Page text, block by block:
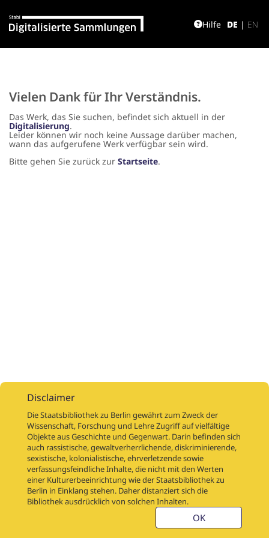
DE | EN
Hilfe
Vielen Dank für Ihr Verständnis.
Das Werk, das Sie suchen, befindet sich aktuell in der
Digitalisierung.
Leider können wir noch keine Aussage darüber machen,
wann das aufgerufene Werk verfügbar sein wird.
Bitte gehen Sie zurück zur Startseite.
DigitalisierungsaufträgeÜberDigitalisierungsprojekteLinks
DigiworkflowWeitere digitalisierte Bestände
Kontakt
Nutzungsbedingungen
Startseite der SBB
Stabikat
Weitere Kataloge der SBB
Disclaimer
Die Staatsbibliothek zu Berlin gewährt zum Zweck der
Wissenschaft, Forschung und Lehre Zugriff auf vielfältige
Objekte aus Geschichte und Gegenwart. Darin befinden sich
auch rassistische, gewaltverherrlichende, diskriminierende,
sexistische, kolonialistische, ehrverletzende sowie
verfassungsfeindliche Inhalte, die nicht mit den Werten
einer Kulturerbeeinrichtung wie der Staatsbibliothek zu
Berlin in Einklang stehen. Daher distanziert sich die
Bibliothek ausdrücklich von solchen Inhalten.
OK